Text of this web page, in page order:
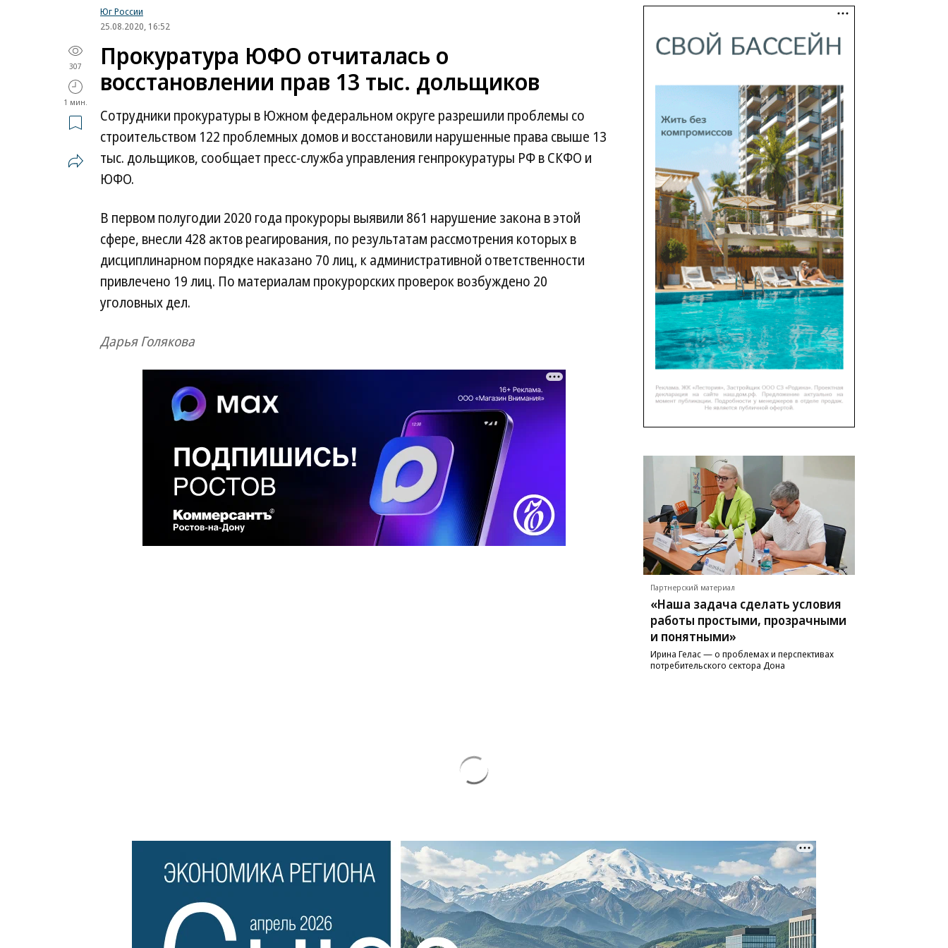
Юг России
25.08.2020, 16:52
307
1 мин.
Прокуратура ЮФО отчиталась о
восстановлении прав 13 тыс. дольщиков
Сотрудники прокуратуры в Южном федеральном округе разрешили проблемы со
строительством 122 проблемных домов и восстановили нарушенные права свыше 13
тыс. дольщиков, сообщает пресс-служба управления генпрокуратуры РФ в СКФО и
ЮФО.
В первом полугодии 2020 года прокуроры выявили 861 нарушение закона в этой
сфере, внесли 428 актов реагирования, по результатам рассмотрения которых в
дисциплинарном порядке наказано 70 лиц, к административной ответственности
привлечено 19 лиц. По материалам прокурорских проверок возбуждено 20
уголовных дел.
Дарья Голякова
Партнерский материал
«Наша задача сделать условия
работы простыми, прозрачными
и понятными»
Ирина Гелас — о проблемах и перспективах
потребительского сектора Дона